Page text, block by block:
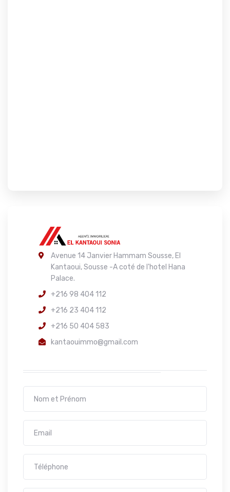
Avenue 14 Janvier Hammam Sousse, El
Kantaoui, Sousse -A coté de l'hotel Hana
Palace.
+216 98 404 112
+216 23 404 112
+216 50 404 583
kantaouimmo@gmail.com